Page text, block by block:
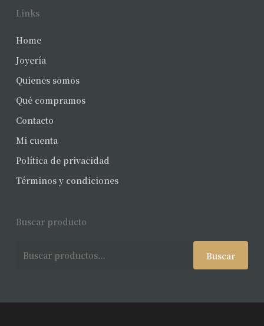
Links
Home
Joyería
Quienes somos
Qué compramos
Contacto
Mi cuenta
Política de privacidad
Términos y condiciones
Buscar producto
Buscar